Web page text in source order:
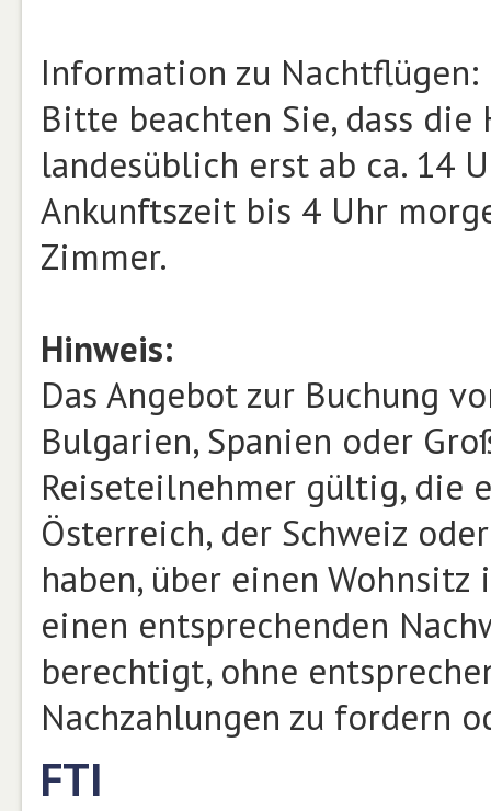
Information zu Nachtflügen:
Bitte beachten Sie, dass
landesüblich erst ab ca. 14
Ankunftszeit bis 4 Uhr
Zimmer.
Hinweis:
Das Angebot zur Buchung
Bulgarien, Spanien oder
Reiseteilnehmer gültig, die
Österreich, der Schweiz
haben, über einen
einen entsprechenden
berechtigt, ohne
Nachzahlungen zu fordern
FTI